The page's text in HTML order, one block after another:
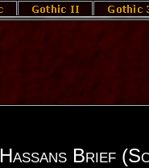
Hassans Brief